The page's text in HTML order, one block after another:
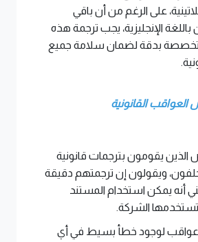
على الرغم من أن باقي
الإنجليزية، يجب ترجمة هذه
بدقة لضمان سلامة جميع
القانونية
يقومون بترجمات قانونية
ويقولون إن ترجمتهم دقيقة
أنه يمكن استخدام المستند
الشركة.
لوجود خطأ بسيط في أي